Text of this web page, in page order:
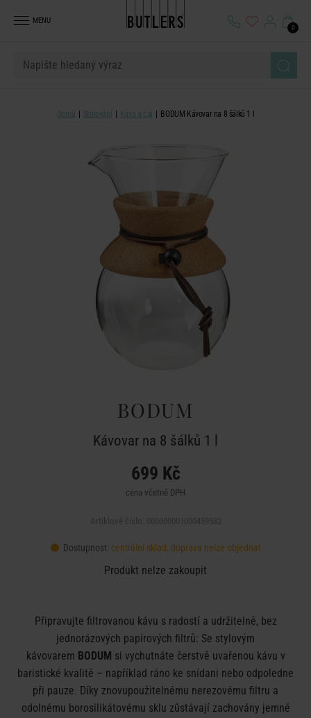
MENU
0
Domů Stolování Káva a čaj BODUM Kávovar na 8 šálků 1 l
BODUM
Kávovar na 8 šálků 1 l
699 Kč
cena včetně DPH
Dostupnost: centrální sklad, doprava nelze objednat
Produkt nelze zakoupit
Připravujte filtrovanou kávu s radostí a udržitelně, bez
jednorázových papírových filtrů: Se stylovým
kávovarem BODUM si vychutnáte čerstvě uvařenou kávu v
baristické kvalitě – například ráno ke snídani nebo odpoledne
při pauze. Díky znovupoužitelnému nerezovému filtru a
odolnému borosilikátovému sklu zůstávají zachovány jemné